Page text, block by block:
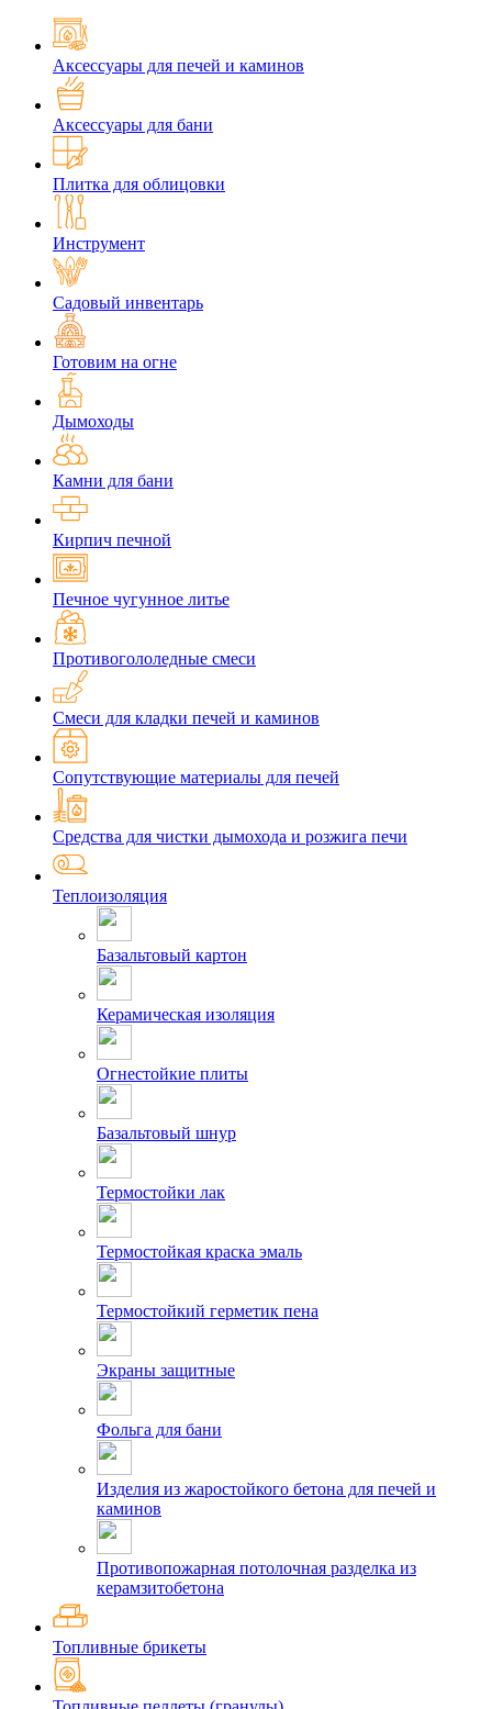
Аксессуары для печей и каминов
Аксессуары для бани
Плитка для облицовки
Инструмент
Садовый инвентарь
Готовим на огне
Дымоходы
Камни для бани
Кирпич печной
Печное чугунное литье
Противогололедные смеси
Смеси для кладки печей и каминов
Сопутствующие материалы для печей
Средства для чистки дымохода и розжига печи
Теплоизоляция
Базальтовый картон
Керамическая изоляция
Огнестойкие плиты
Базальтовый шнур
Термостойки лак
Термостойкая краска эмаль
Термостойкий герметик пена
Экраны защитные
Фольга для бани
Изделия из жаростойкого бетона для печей и
каминов
Противопожарная потолочная разделка из
керамзитобетона
Топливные брикеты